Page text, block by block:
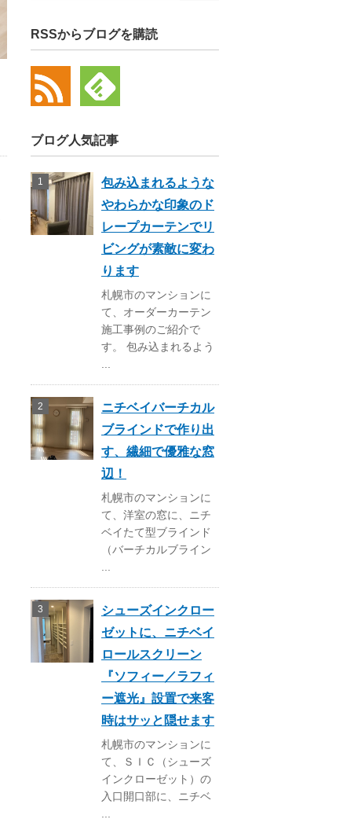
RSSからブログを購読
ブログ人気記事
包み込まれるような
やわらかな印象のド
レープカーテンでリ
ビングが素敵に変わ
ります
札幌市のマンションに
て、オーダーカーテン
施工事例のご紹介で
す。 包み込まれるよう
ニチベイバーチカル
ブラインドで作り出
す、繊細で優雅な窓
辺！
札幌市のマンションに
て、洋室の窓に、ニチ
ベイたて型ブラインド
（バーチカルブライン
シューズインクロー
ゼットに、ニチベイ
ロールスクリーン
『ソフィー／ラフィ
ー遮光』設置で来客
時はサッと隠せます
札幌市のマンションに
て、ＳＩＣ（シューズ
インクローゼット）の
入口開口部に、ニチベ